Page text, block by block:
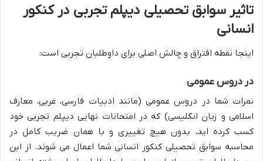
تاثیر سوابق تحصیلی دیپلم تجربی در کنکور
انسانی
اینجا نقطه افتراق و چالش اصلی برای داوطلبان تجربی است:
در دروس عمومی
نمرات شما در دروس عمومی (مانند ادبیات فارسی، عربی، معارف
اسلامی و زبان انگلیسی) که در امتحانات نهایی دیپلم تجربی خود
کسب کرده اید، بدون هیچ تغییری و با همان ضریب کامل در
محاسبه سوابق تحصیلی کنکور انسانی شما اعمال می شوند. از این